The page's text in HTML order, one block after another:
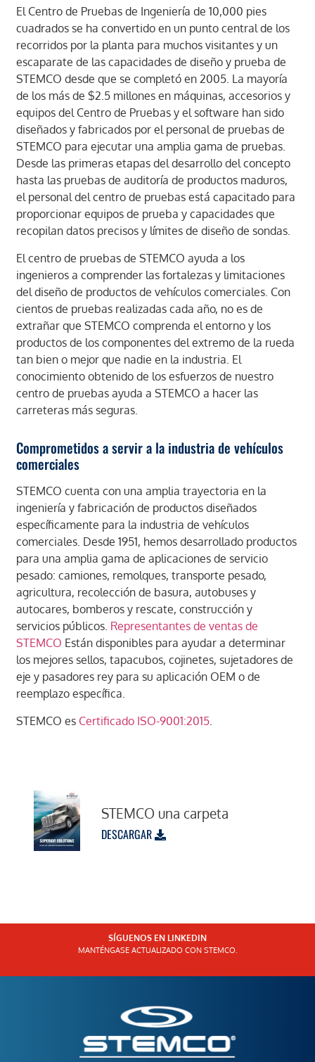
El Centro de Pruebas de Ingeniería de 10,000 pies
cuadrados se ha convertido en un punto central de los
recorridos por la planta para muchos visitantes y un
escaparate de las capacidades de diseño y prueba de
STEMCO desde que se completó en 2005. La mayoría
de los más de $2.5 millones en máquinas, accesorios y
equipos del Centro de Pruebas y el software han sido
diseñados y fabricados por el personal de pruebas de
STEMCO para ejecutar una amplia gama de pruebas.
Desde las primeras etapas del desarrollo del concepto
hasta las pruebas de auditoría de productos maduros,
el personal del centro de pruebas está capacitado para
proporcionar equipos de prueba y capacidades que
recopilan datos precisos y límites de diseño de sondas.
El centro de pruebas de STEMCO ayuda a los
ingenieros a comprender las fortalezas y limitaciones
del diseño de productos de vehículos comerciales. Con
cientos de pruebas realizadas cada año, no es de
extrañar que STEMCO comprenda el entorno y los
productos de los componentes del extremo de la rueda
tan bien o mejor que nadie en la industria. El
conocimiento obtenido de los esfuerzos de nuestro
centro de pruebas ayuda a STEMCO a hacer las
carreteras más seguras.
Comprometidos a servir a la industria de vehículos
comerciales
STEMCO cuenta con una amplia trayectoria en la
ingeniería y fabricación de productos diseñados
específicamente para la industria de vehículos
comerciales. Desde 1951, hemos desarrollado productos
para una amplia gama de aplicaciones de servicio
pesado: camiones, remolques, transporte pesado,
agricultura, recolección de basura, autobuses y
autocares, bomberos y rescate, construcción y
servicios públicos. Representantes de ventas de
STEMCO Están disponibles para ayudar a determinar
los mejores sellos, tapacubos, cojinetes, sujetadores de
eje y pasadores rey para su aplicación OEM o de
reemplazo específica.
STEMCO es Certificado ISO-9001:2015
STEMCO una carpeta
DESCARGAR
SÍGUENOS EN LINKEDIN
MANTÉNGASE ACTUALIZADO CON STEMCO.